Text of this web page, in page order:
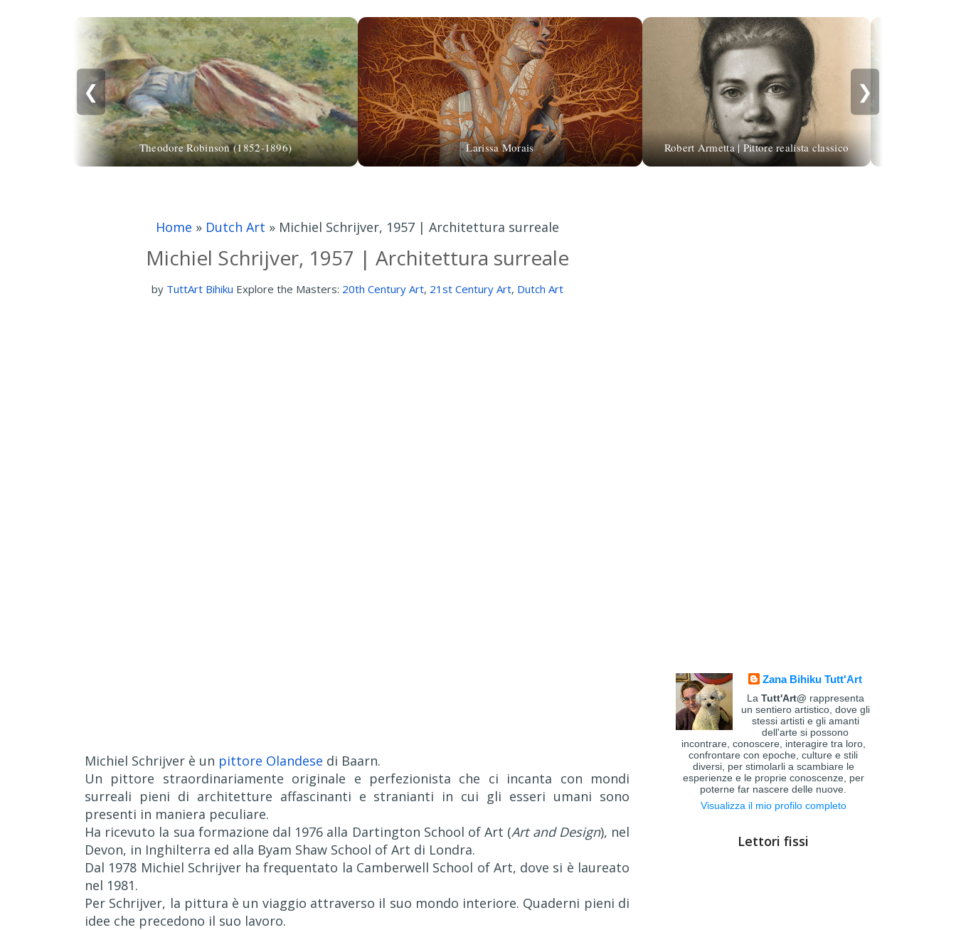
❮
Theodore Robinson (1852-1896) Larissa Morais Robert Armetta | Pittore realista classico
❯
Home » Dutch Art » Michiel Schrijver, 1957 | Architettura surreale
Michiel Schrijver, 1957 | Architettura surreale
by TuttArt Bihiku Explore the Masters: 20th Century Art, 21st Century Art, Dutch Art
Michiel Schrijver è un pittore Olandese di Baarn.
Un pittore straordinariamente originale e perfezionista che ci incanta con mondi
surreali pieni di architetture affascinanti e stranianti in cui gli esseri umani sono
presenti in maniera peculiare.
Ha ricevuto la sua formazione dal 1976 alla Dartington School of Art (Art and Design), nel
Devon, in Inghilterra ed alla Byam Shaw School of Art di Londra.
Dal 1978 Michiel Schrijver ha frequentato la Camberwell School of Art, dove si è laureato
nel 1981.
Per Schrijver, la pittura è un viaggio attraverso il suo mondo interiore. Quaderni pieni di
idee che precedono il suo lavoro.
Zana Bihiku Tutt'Art
La Tutt'Art@ rappresenta
un sentiero artistico, dove gli
stessi artisti e gli amanti
dell'arte si possono
incontrare, conoscere, interagire tra loro,
confrontare con epoche, culture e stili
diversi, per stimolarli a scambiare le
esperienze e le proprie conoscenze, per
poterne far nascere delle nuove.
Visualizza il mio profilo completo
Lettori fissi